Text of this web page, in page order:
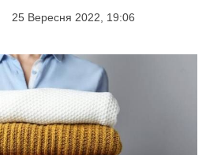
25 Вересня 2022, 19:06